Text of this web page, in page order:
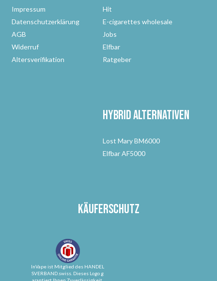
Impressum
Datenschutzerklärung
AGB
Widerruf
Altersverifikation
Hit
E-cigarettes wholesale
Jobs
Elfbar
Ratgeber
Hybrid Alternativen
Lost Mary BM6000
Elfbar AF5000
Käuferschutz
InVape ist Mitglied des HANDEL
SVERBAND.swiss. Dieses Logo g